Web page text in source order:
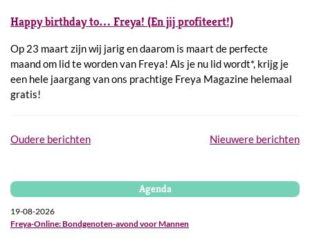
Happy birthday to… Freya! (En jij profiteert!)
Op 23 maart zijn wij jarig en daarom is maart de perfecte
maand om lid te worden van Freya! Als je nu lid wordt*, krijg je
een hele jaargang van ons prachtige Freya Magazine helemaal
gratis!
Berichtennavigatie
Oudere berichten Nieuwere berichten
Agenda
19-08-2026
Freya-Online: Bondgenoten-avond voor Mannen